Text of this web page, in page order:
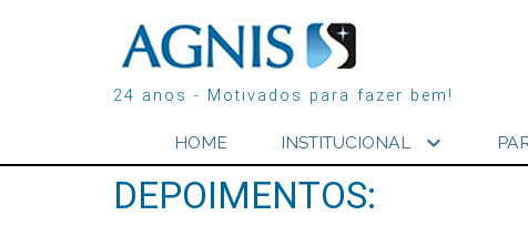
24 anos - Motivados para fazer bem!
HOME INSTITUCIONAL expand_more
DEPOIMENTOS: